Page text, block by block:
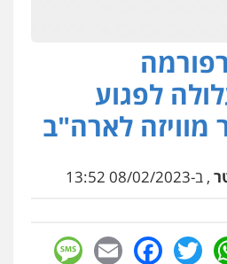
לפגוע
מוויזה לארה"ב
, ב-08/02/2023 13:52
WhatsApp
Twitter
Facebook
Email